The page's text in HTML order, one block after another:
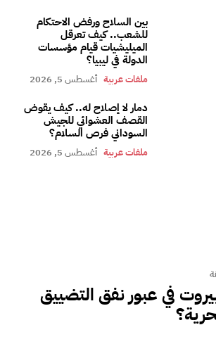
بين السلاح ورفض الاحتكام
للشعب.. كيف تعرقل
الميليشيات قيام مؤسسات
الدولة في ليبيا؟
ملفات عربية أغسطس 5, 2026
دمار لا إصلاح له.. كيف يقوض
القصف العشوائي للجيش
السوداني فرص السلام؟
ملفات عربية أغسطس 5, 2026
في عبور نفق التضييق